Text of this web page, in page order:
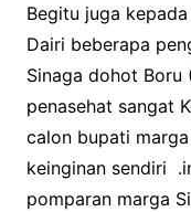
Begitu juga
Dairi beberapa
Sinaga dohot Boru
penasehat sangat
calon bupati
keinginan sendiri
pomparan marga